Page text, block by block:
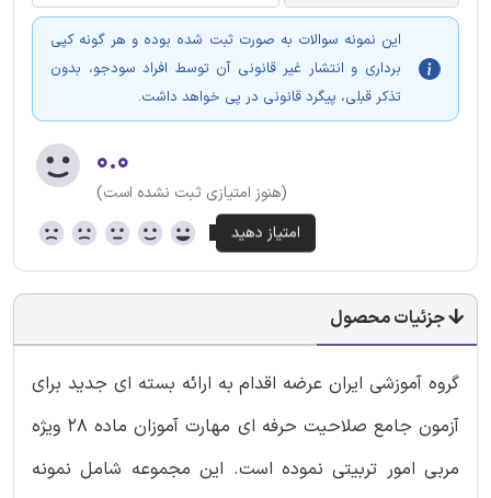
این نمونه سوالات به صورت ثبت شده بوده و هر گونه کپی
برداری و انتشار غیر قانونی آن توسط افراد سودجو، بدون
تذکر قبلی، پیگرد قانونی در پی خواهد داشت.
۰.۰
(هنوز امتیازی ثبت نشده است)
جزئیات محصول
گروه آموزشی ایران عرضه اقدام به ارائه بسته ای جدید برای
آزمون جامع صلاحیت حرفه ای مهارت آموزان ماده 28 ویژه
مربی امور تربیتی نموده است. این مجموعه شامل نمونه